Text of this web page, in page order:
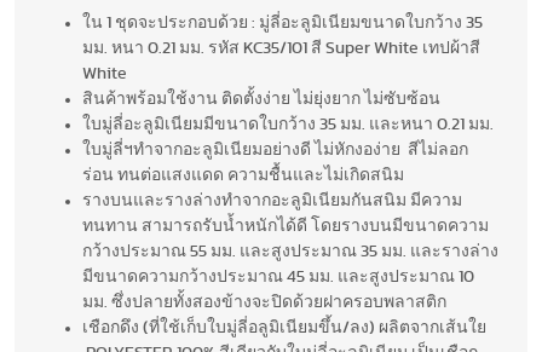
ใน 1 ชุดจะประกอบด้วย : มู่ลี่อะลูมิเนียมขนาดใบกว้าง 35
มม. หนา 0.21 มม. รหัส KC35/101 สี Super White เทปผ้าสี
White
สินค้าพร้อมใช้งาน ติดตั้งง่าย ไม่ยุ่งยาก ไม่ซับซ้อน
ใบมู่ลี่อะลูมิเนียมมีขนาดใบกว้าง 35 มม. และหนา 0.21 มม.
ใบมู่ลี่ฯทำจากอะลูมิเนียมอย่างดี ไม่หักงอง่าย สีไม่ลอก
ร่อน ทนต่อแสงแดด ความชื้นและไม่เกิดสนิม
รางบนและรางล่างทำจากอะลูมิเนียมกันสนิม มีความ
ทนทาน สามารถรับน้ำหนักได้ดี โดยรางบนมีขนาดความ
กว้างประมาณ 55 มม. และสูงประมาณ 35 มม. และรางล่าง
มีขนาดความกว้างประมาณ 45 มม. และสูงประมาณ 10
มม. ซึ่งปลายทั้งสองข้างจะปิดด้วยฝาครอบพลาสติก
เชือกดึง (ที่ใช้เก็บใบมู่ลี่อลูมิเนียมขึ้น/ลง) ผลิตจากเส้นใย